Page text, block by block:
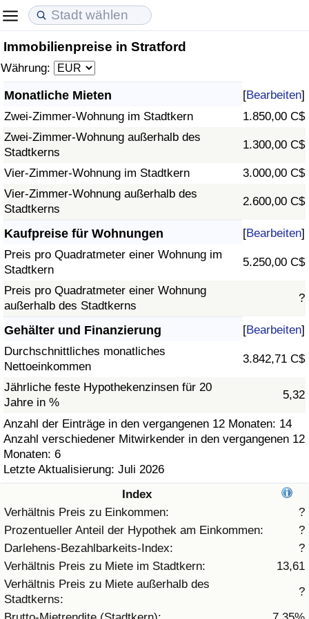
Immobilienpreise in Stratford
Währung:
Monatliche Mieten [Bearbeiten]
Zwei-Zimmer-Wohnung im Stadtkern
1.850,00 C$
Zwei-Zimmer-Wohnung außerhalb des
Stadtkerns
1.300,00 C$
Vier-Zimmer-Wohnung im Stadtkern
3.000,00 C$
Vier-Zimmer-Wohnung außerhalb des
Stadtkerns
2.600,00 C$
Kaufpreise für Wohnungen [Bearbeiten]
Preis pro Quadratmeter einer Wohnung im
Stadtkern
5.250,00 C$
Preis pro Quadratmeter einer Wohnung
außerhalb des Stadtkerns
?
Gehälter und Finanzierung [Bearbeiten]
Durchschnittliches monatliches
Nettoeinkommen
3.842,71 C$
Jährliche feste Hypothekenzinsen für 20
Jahre in %
5,32
Anzahl der Einträge in den vergangenen 12 Monaten: 14
Anzahl verschiedener Mitwirkender in den vergangenen 12
Monaten: 6
Letzte Aktualisierung: Juli 2026
Index
Verhältnis Preis zu Einkommen:
?
Prozentueller Anteil der Hypothek am Einkommen:
?
Darlehens-Bezahlbarkeits-Index:
?
Verhältnis Preis zu Miete im Stadtkern:
13,61
Verhältnis Preis zu Miete außerhalb des
Stadtkerns:
?
Lebenshaltungskosten
Lebenshaltungskosten-Index (aktuell)
Lebenshaltungskosten-Index
Lebenshaltungskosten-Index nach Land
in Akaba
Immobilienpreise
Immobilienpreis-Index (aktuell)
Immobilienpreis-Index
Immobilienpreis-Index nach Land
Lebensqualität
Lebensqualität-Index
Lebensqualität-Index (aktuell)
Lebensqualitätsindex nach Land
Kriminalität
Kriminalitäts-Index (aktuell)
Kriminalitäts-Index
Kriminalitätsindex nach Land
Gesundheitsversorgung
Gesundheitsversorgungs-Index (aktuell)
Gesundheitsversorgungs-Index
Gesundheitsversorgungs-Index nach Land
Umweltverschmutzung
Umweltverschmutzungs-Index (aktuell)
Verschmutzungsindex
Umweltverschmutzungs-Index nach Land
Verkehr